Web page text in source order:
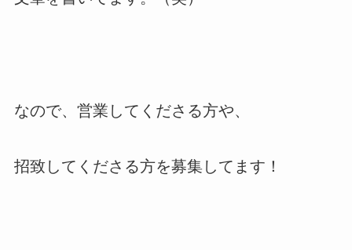
なので、営業してくださる方や、
招致してくださる方を募集してます！